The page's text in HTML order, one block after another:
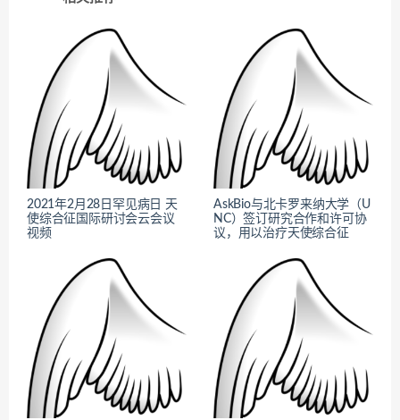
2021年2月28日罕见病日 天
使综合征国际研讨会云会议
视频
AskBio与北卡罗来纳大学（U
NC）签订研究合作和许可协
议，用以治疗天使综合征